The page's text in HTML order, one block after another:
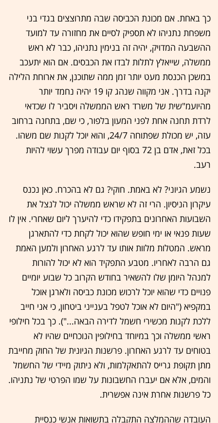
כך באחת. אם מכונת הכביסה שבה מתרוצצים בגדי בני
משפחת נתניהו לא תספיק לסיים את מחזורה עד למועד
ההשבעה המדויק, יהיה זה בנימין נתניהו, כבר לא ראש
ממשלה, שייאלץ לתלות לבדו את הכבסים. אם הוא יתעכב
במשכן הכנסת מעט יותר זמן ממה שתוכנן, את ארוחת הלילה
יקנה בדרך. אני מקווה שנהג קו 19 יהיה נחמד יותר
מהיועמ"שית של משרד ראש הממשלה ויסביר לו שכדאי
לרדת תחנה אחת לפני המעון בלפור, כי שם, בתחנה ברחוב
עזה, יש מכולת שפתוחה 24/7, והוא יוכל לקנות שם משהו.
בכל זאת, אדם בן 72 בסוף יום עבודה מפרך עשוי להיות
רעב.
נשמע הגיוני? לא באמת. חוקי? גם לא בהכרח. כאן נכנס
עיקרון הניסיון. הרי זה לא שראש ממשלה יכול לנצל את
השבועות האחרונים בתפקידו כדי להיערך ליום שאחרי. אין לו
שעות פנאי או ימי חופש שהוא יכול לקחת כדי להתארגן
מראש. המטלות מלוות אותו עד לרגע האחרון ולמען האמת
גם הרבה לאחריו. מטבע התפקיד הוא לא יכול להורות
למנהל היומן שלו להשאיר בחודש הקרוב כל שבוע יומיים
פנויים כדי שהוא יוכל לרכוש מכונת כביסה ולארגן אוכל
במקפיא ("היום לא אוכל לטפל בענייני ביטחון, כי אני חייב
ללכת לקנות מכשירי חשמל לדירה הבאה..."). כך בכל חילופי
ראשי ממשלה וכך במיוחד בחילופין הנוכחיים שהיו לא
בטוחים עד לרגע האחרון. פרשנות הגיונית של החוק מחייבת
מתן תקופת גרייס להתאקלמות, ולא ניתוק מיידי של החשמל
והמים, אלא אם יעברו החשבונות על שמו הפרטי של נתניהו.
כל פרשנות אחרת אינה אפשרית.
העובדה שההמלצה התקבלה בתשואות אנשי כנסיית